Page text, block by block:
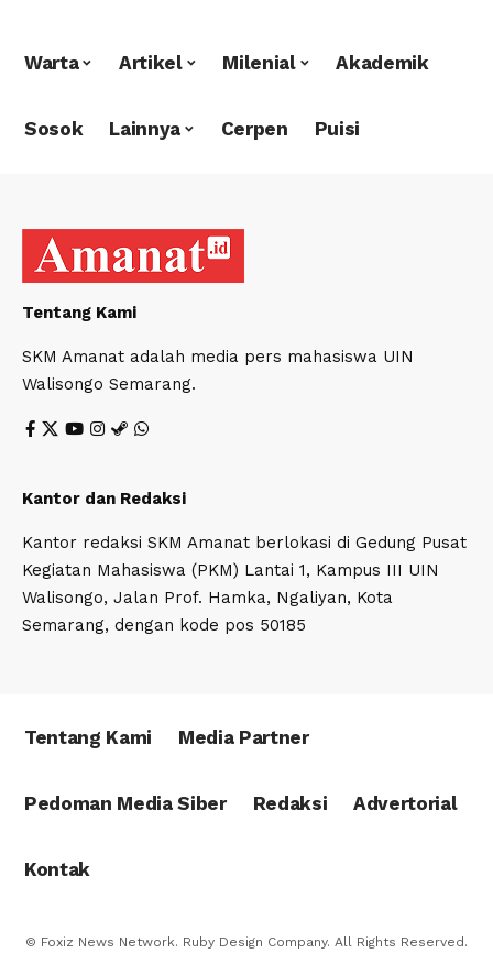
Warta Artikel Milenial Akademik
Sosok Lainnya Cerpen Puisi
Tentang Kami
SKM Amanat adalah media pers mahasiswa UIN
Walisongo Semarang.
Kantor dan Redaksi
Kantor redaksi SKM Amanat berlokasi di Gedung Pusat
Kegiatan Mahasiswa (PKM) Lantai 1, Kampus III UIN
Walisongo, Jalan Prof. Hamka, Ngaliyan, Kota
Semarang, dengan kode pos 50185
Tentang Kami Media Partner
Pedoman Media Siber Redaksi Advertorial
Kontak
© Foxiz News Network. Ruby Design Company. All Rights Reserved.